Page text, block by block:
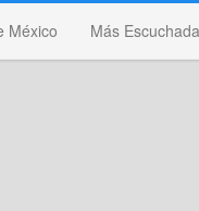
México Más